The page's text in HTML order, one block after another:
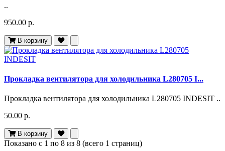
..
950.00 р.
В корзину
Прокладка вентилятора для холодильника L280705 I...
Прокладка вентилятора для холодильника L280705 INDESIT ..
50.00 р.
В корзину
Показано с 1 по 8 из 8 (всего 1 страниц)